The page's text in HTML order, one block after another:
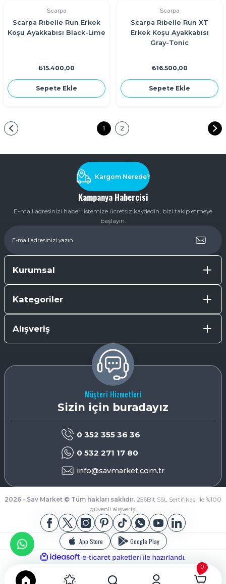
Scarpa
Scarpa Ribelle Run Erkek
Koşu Ayakkabısı Black-Lime
₺15.400,00
Sepete Ekle
Scarpa
Scarpa Ribelle Run XT
Erkek Koşu Ayakkabısı
Gray-Tonic
₺16.500,00
Sepete Ekle
1 2
Kampanya Habercisi
E-mail adresinizi haber listemize ücretsiz kaydedin, bizi takip etmeye
başlayın.
Kargom Nerede?
Kurumsal
Kategoriler
Alışveriş
Müşteri Hizmetleri
Sizin için buradayız
0 352 355 36 36
0 532 271 17 80
info@savmarket.com.tr
2026 - Sav Market © Tüm hakları saklıdır. 256Bit SSL Sertifikası ile %100
güvenli alışveriş!
App Store Google Play
0
ideasoft
e-
hazırlandı.